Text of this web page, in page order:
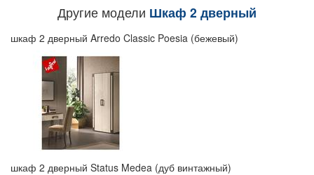
Другие модели Шкаф 2 дверный
шкаф 2 дверный Arredo Classic Poesia (бежевый)
шкаф 2 дверный Status Medea (дуб винтажный)